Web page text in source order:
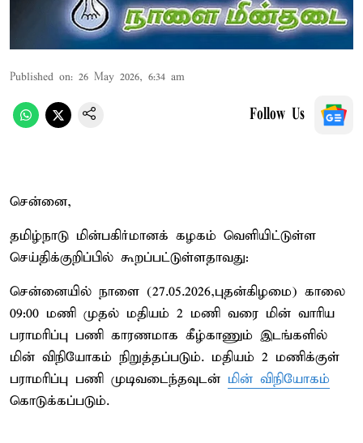
Published on: 26 May 2026, 6:34 am
Follow Us
சென்னை,
தமிழ்நாடு மின்பகிர்மானக் கழகம் வெளியிட்டுள்ள
செய்திக்குறிப்பில் கூறப்பட்டுள்ளதாவது:
சென்னையில் நாளை (27.05.2026,புதன்கிழமை) காலை
09:00 மணி முதல் மதியம் 2 மணி வரை மின் வாரிய
பராமரிப்பு பணி காரணமாக கீழ்காணும் இடங்களில்
மின் விநியோகம் நிறுத்தப்படும். மதியம் 2 மணிக்குள்
பராமரிப்பு பணி முடிவடைந்தவுடன் மின் விநியோகம்
கொடுக்கப்படும்.